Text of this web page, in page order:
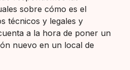
sobre cómo es el
técnicos y legales y
a la hora de poner un
nuevo en un local de